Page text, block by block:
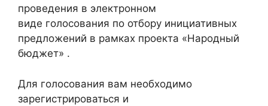
проведения в электронном
виде голосования по отбору инициативных
предложений в рамках проекта «Народный
бюджет» .
Для голосования вам необходимо
зарегистрироваться и